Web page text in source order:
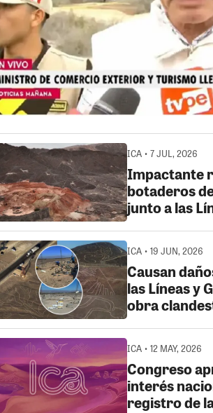
ICA • 7 JUL, 2026
Impactante
botaderos
junto a las
ICA • 19 JUN, 2026
Causan
las Líneas y
obra
ICA • 12 MAY, 2026
Congreso
interés
registro de